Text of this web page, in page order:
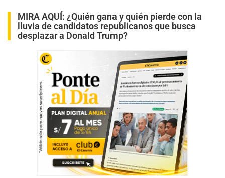
MIRA AQUÍ: ¿Quién gana y quién pierde con la
lluvia de candidatos republicanos que busca
desplazar a Donald Trump?